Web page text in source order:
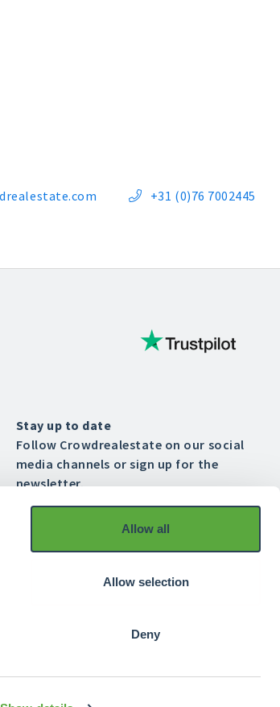
Allow all
Allow selection
Deny
 +31 (0)76 7002445
Stay up to date
Follow Crowdrealestate on our social
media channels or sign up for the
newsletter.
